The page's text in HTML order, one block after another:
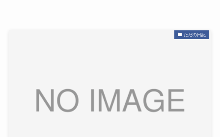
ただの日記